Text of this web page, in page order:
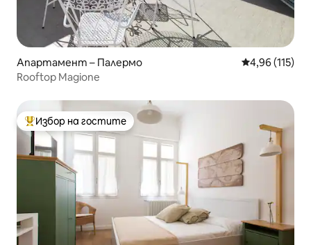
Апартамент – Палермо Средна
4,96 (115)
Rooftop Magione
Най-популярен избор на гостите
Избор на гостите